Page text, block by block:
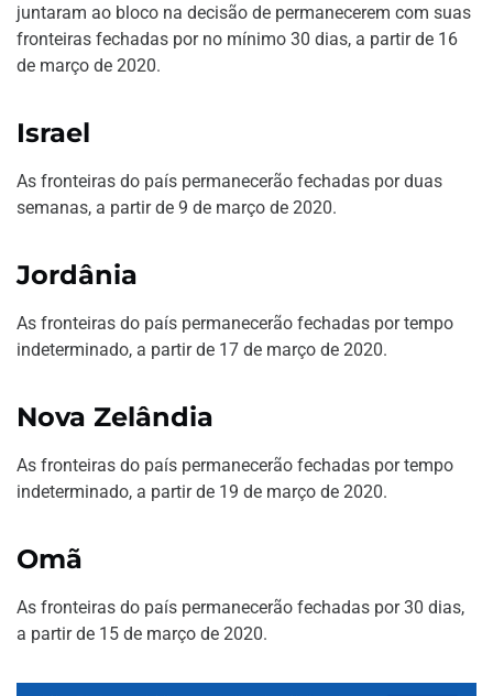
juntaram ao bloco na decisão de permanecerem com suas
fronteiras fechadas por no mínimo 30 dias, a partir de 16
de março de 2020.
Israel
As fronteiras do país permanecerão fechadas por duas
semanas, a partir de 9 de março de 2020.
Jordânia
As fronteiras do país permanecerão fechadas por tempo
indeterminado, a partir de 17 de março de 2020.
Nova Zelândia
As fronteiras do país permanecerão fechadas por tempo
indeterminado, a partir de 19 de março de 2020.
Omã
As fronteiras do país permanecerão fechadas por 30 dias,
a partir de 15 de março de 2020.